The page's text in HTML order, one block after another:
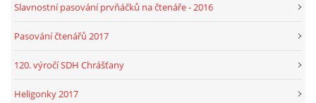
Slavnostní pasování prvňáčků na čtenáře - 2016
Pasování čtenářů 2017
120. výročí SDH Chrášťany
Heligonky 2017